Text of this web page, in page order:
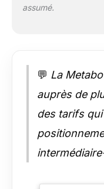
assumé.
💬 La
auprès de
des tarifs